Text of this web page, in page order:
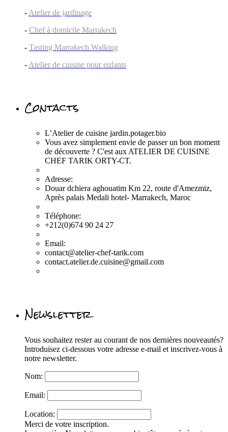
- Atelier de jardinage
- Chef à domicile Marrakech
- Tasting Marrakech Walking
- Atelier de cuisine pour enfants
Contacts
L’Atelier de cuisine jardin.potager.bio
Vous avez simplement envie de passer un bon moment
de découverte ? C'est aux ATELIER DE CUISINE
CHEF TARIK ORTY-CT.
Adresse:
Douar dchiera aghouatim Km 22, route d'Amezmiz,
Après palais Medali hotel- Marrakech, Maroc
Téléphone:
+212(0)674 90 24 27
Email:
contact@atelier-chef-tarik.com
contact.atelier.de.cuisine@gmail.com
Newsletter
Vous souhaitez rester au courant de nos dernières nouveautés?
Introduisez ci-dessous votre adresse e-mail et inscrivez-vous à
notre newsletter.
Nom:
Email:
Location:
Merci de votre inscription.